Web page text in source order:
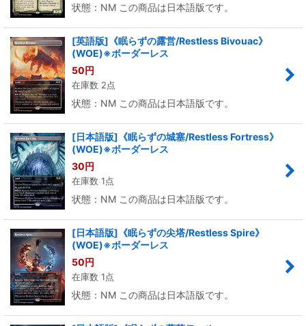
状態：NM この商品は日本語版です。
[英語版]《眠らずの露営/Restless Bivouac》
(WOE)※ボーダーレス
50円
在庫数 2点
状態：NM この商品は日本語版です。
[日本語版]《眠らずの城塞/Restless Fortress》
(WOE)※ボーダーレス
30円
在庫数 1点
状態：NM この商品は日本語版です。
[日本語版]《眠らずの尖塔/Restless Spire》
(WOE)※ボーダーレス
50円
在庫数 1点
状態：NM この商品は日本語版です。